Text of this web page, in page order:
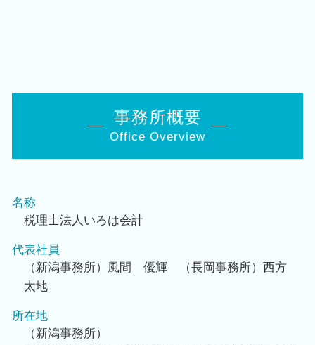
事務所概要
Office Overview
名称
税理士法人いろは会計
代表社員
（新潟事務所）風間 優輝 （長岡事務所）西方
太地
所在地
（新潟事務所）